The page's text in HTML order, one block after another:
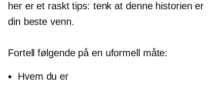
her er et raskt tips: tenk at denne historien er
din beste venn.
Fortell følgende på en uformell måte:
Hvem du er